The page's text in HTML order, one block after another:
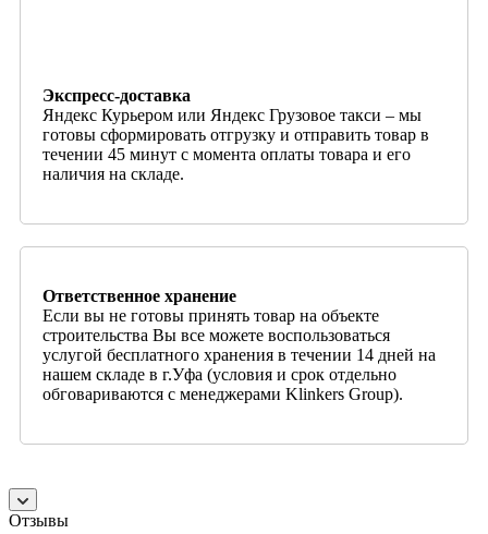
Экспресс-доставка
Яндекс Курьером или Яндекс Грузовое такси – мы
готовы сформировать отгрузку и отправить товар в
течении 45 минут с момента оплаты товара и его
наличия на складе.
Ответственное хранение
Если вы не готовы принять товар на объекте
строительства Вы все можете воспользоваться
услугой бесплатного хранения в течении 14 дней на
нашем складе в г.Уфа (условия и срок отдельно
обговариваются с менеджерами Klinkers Group).
Отзывы